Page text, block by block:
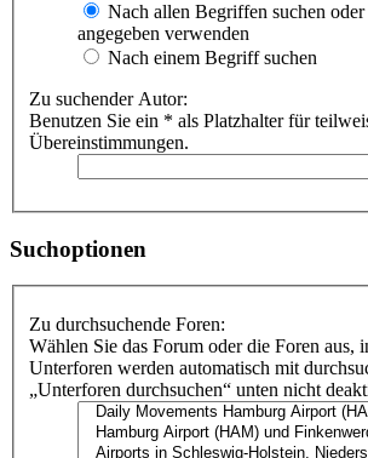
Nach allen Begriffen suchen
angegeben verwenden
Nach einem Begriff suchen
Zu suchender Autor:
Benutzen Sie ein * als Platzhalter für
Übereinstimmungen.
Suchoptionen
Zu durchsuchende Foren:
Wählen Sie das Forum oder die Foren aus,
Unterforen werden automatisch mit
„Unterforen durchsuchen“ unten nicht